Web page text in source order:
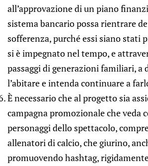
all’approvazione di un piano
sistema bancario possa rientrare
sofferenza, purché essi siano stati
si è impegnato nel tempo, e
passaggi di generazioni familiari, a
l’abitare e intenda continuare a
È necessario che al progetto sia
campagna promozionale che veda
personaggi dello spettacolo,
allenatori di calcio, che giurino,
promuovendo hashtag,